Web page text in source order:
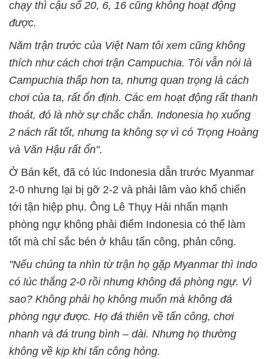
chạy thì cậu số 20, 6, 16 cũng không hoạt động
được.
Năm trận trước của Việt Nam tôi xem cũng không
thích như cách chơi trận Campuchia. Tôi vẫn nói là
Campuchia thấp hơn ta, nhưng quan trọng là cách
chơi của ta, rất ổn định. Các em hoạt động rất thanh
thoát, đó là nhờ sự chắc chắn. Indonesia họ xuống
2 nách rất tốt, nhưng ta không sợ vì có Trọng Hoàng
và Văn Hậu rất ổn".
Ở Bán kết, đã có lúc Indonesia dẫn trước Myanmar
2-0 nhưng lại bị gỡ 2-2 và phải lâm vào khổ chiến
tới tận hiệp phụ. Ông Lê Thụy Hải nhấn mạnh
phòng ngự không phải điểm Indonesia có thể làm
tốt mà chỉ sắc bén ở khâu tấn công, phản công.
"Nếu chúng ta nhìn từ trận họ gặp Myanmar thì Indo
có lúc thắng 2-0 rồi nhưng không đá phòng ngự. Vì
sao? Không phải họ không muốn mà không đá
phòng ngự được. Họ đá thiên về tấn công, chơi
nhanh và đá trung bình – dài. Nhưng họ thường
không về kịp khi tấn công hỏng.